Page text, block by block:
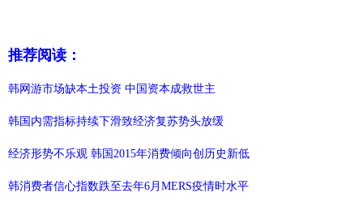
推荐阅读：
韩网游市场缺本土投资 中国资本成救世主
韩国内需指标持续下滑致经济复苏势头放缓
经济形势不乐观 韩国2015年消费倾向创历史新低
韩消费者信心指数跌至去年6月MERS疫情时水平